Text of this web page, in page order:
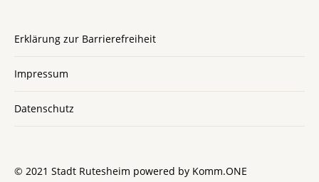
Erklärung zur Barrierefreiheit
Impressum
Datenschutz
© 2021 Stadt Rutesheim powered by Komm.ONE